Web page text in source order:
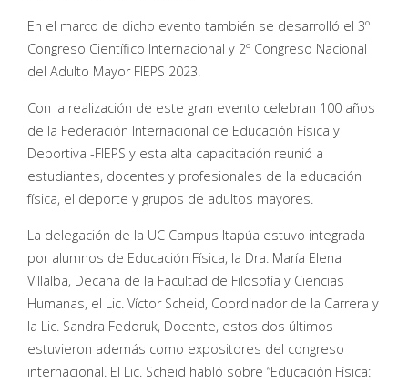
En el marco de dicho evento también se desarrolló el 3º
Congreso Científico Internacional y 2º Congreso Nacional
del Adulto Mayor FIEPS 2023.
Con la realización de este gran evento celebran 100 años
de la Federación Internacional de Educación Física y
Deportiva -FIEPS y esta alta capacitación reunió a
estudiantes, docentes y profesionales de la educación
física, el deporte y grupos de adultos mayores.
La delegación de la UC Campus Itapúa estuvo integrada
por alumnos de Educación Física, la Dra. María Elena
Villalba, Decana de la Facultad de Filosofía y Ciencias
Humanas, el Lic. Víctor Scheid, Coordinador de la Carrera y
la Lic. Sandra Fedoruk, Docente, estos dos últimos
estuvieron además como expositores del congreso
internacional. El Lic. Scheid habló sobre “Educación Física: